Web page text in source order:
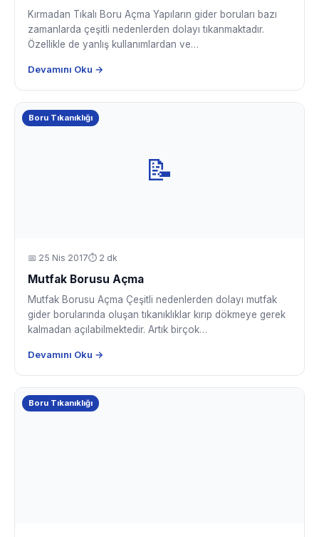
Kırmadan Tıkalı Boru Açma Yapıların gider boruları bazı
zamanlarda çeşitli nedenlerden dolayı tıkanmaktadır.
Özellikle de yanlış kullanımlardan ve…
Devamını Oku →
📝
Boru Tıkanıklığı
📅 25 Nis 2017⏱ 2 dk
Mutfak Borusu Açma
Mutfak Borusu Açma Çeşitli nedenlerden dolayı mutfak
gider borularında oluşan tıkanıklıklar kırıp dökmeye gerek
kalmadan açılabilmektedir. Artık birçok…
Devamını Oku →
Boru Tıkanıklığı